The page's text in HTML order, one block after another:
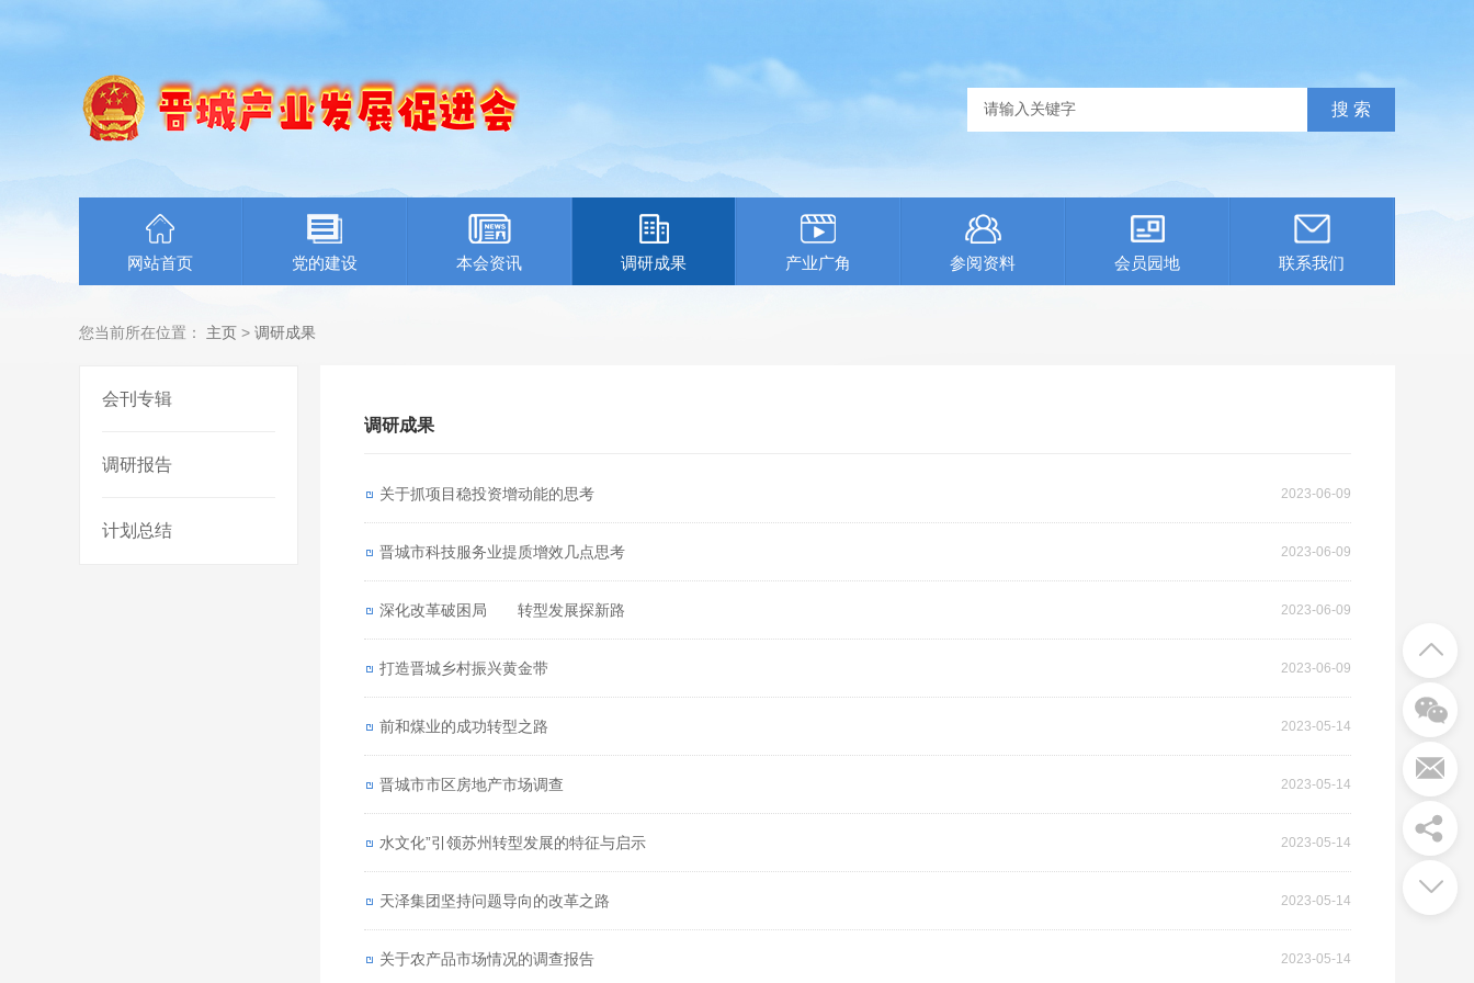
网站首页 党的建设 本会资讯 调研成果 产业广角 参阅资料 会员园地 联系我们
您当前所在位置： 主页 > 调研成果
会刊专辑
调研报告
计划总结
调研成果
关于抓项目稳投资增动能的思考 2023-06-09
晋城市科技服务业提质增效几点思考 2023-06-09
深化改革破困局 转型发展探新路 2023-06-09
打造晋城乡村振兴黄金带 2023-06-09
前和煤业的成功转型之路 2023-05-14
晋城市市区房地产市场调查 2023-05-14
水文化”引领苏州转型发展的特征与启示 2023-05-14
天泽集团坚持问题导向的改革之路 2023-05-14
关于农产品市场情况的调查报告 2023-05-14